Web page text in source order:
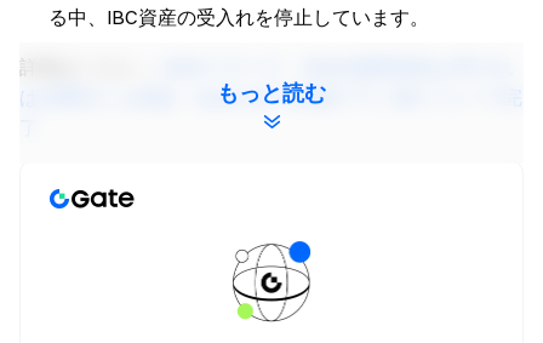
る中、IBC資産の受入れを停止しています。
詳細はこちら
ば水曜日にも承認、Aave rsETH回復プラン第1フェーズ完
ーチ、トレンド予測、マクロ経済政策分析など、読者に対
して深いコンテンツを提供する総合的なブロックチェーン
および暗号資産リサーチプラットフォームです。
もっと読む